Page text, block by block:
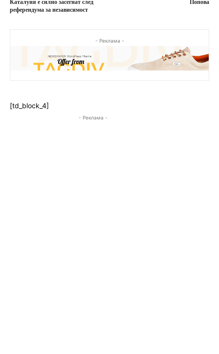
Каталуня е силно засегнат след
референдума за независимост
Попова
- Реклама -
[td_block_4]
- Реклама -